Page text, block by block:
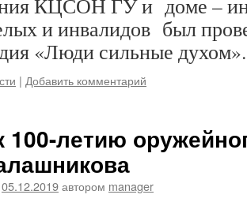
КЦСОН ГУ и доме –
и инвалидов был
«Люди сильные
| Добавить комментарий
100-летию
05.12.2019автором manager